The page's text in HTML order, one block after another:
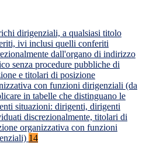
dirigenziali, a qualsiasi titolo
ivi inclusi quelli conferiti
dall'organo di indirizzo
senza procedure pubbliche di
e titolari di posizione
con funzioni dirigenziali (da
in tabelle che distinguano le
situazioni: dirigenti, dirigenti
discrezionalmente, titolari di
organizzativa con funzioni
14